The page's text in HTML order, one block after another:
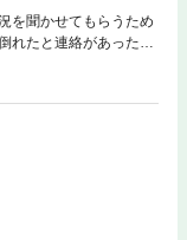
を聞かせてもらうため
れたと連絡があった。
ドを持っていると聞か
られた二人だったが、
朝顔が狙われる可能性